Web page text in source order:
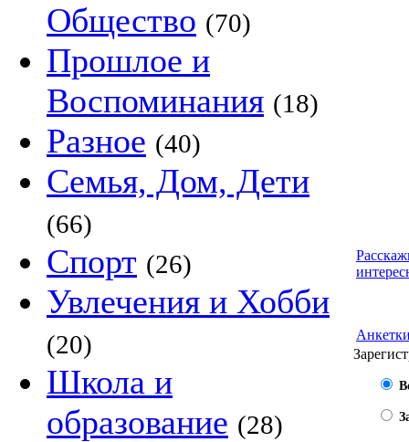
Общество (70)
Прошлое и
Воспоминания (18)
Разное (40)
Семья, Дом, Дети
(66)
Спорт (26)
Увлечения и Хобби
(20)
Школа и
образование (28)